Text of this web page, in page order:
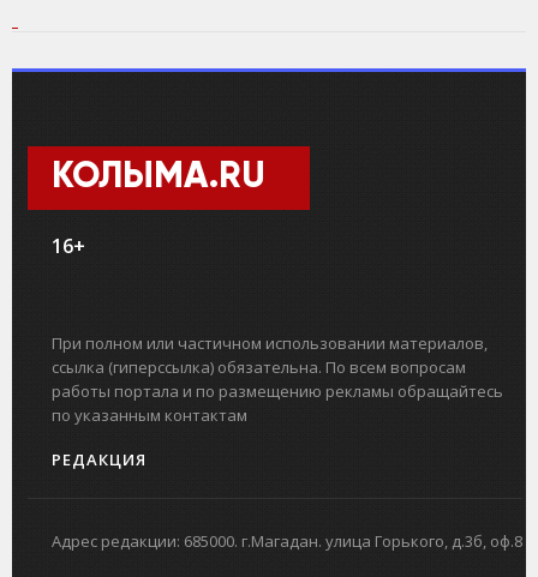
КОЛЫМА.RU
16+
При полном или частичном использовании материалов,
ссылка (гиперссылка) обязательна. По всем вопросам
работы портала и по размещению рекламы обращайтесь
по указанным контактам
РЕДАКЦИЯ
Адрес редакции: 685000. г.Магадан. улица Горького, д.3б, оф.8